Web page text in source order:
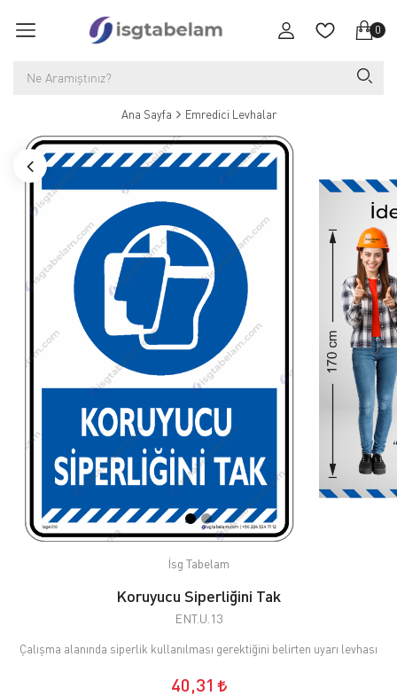
0
Ana Sayfa Emredici Levhalar
İsg Tabelam
Koruyucu Siperliğini Tak
ENT.U.13
Çalışma alanında siperlik kullanılması gerektiğini belirten uyarı levhası
40,31